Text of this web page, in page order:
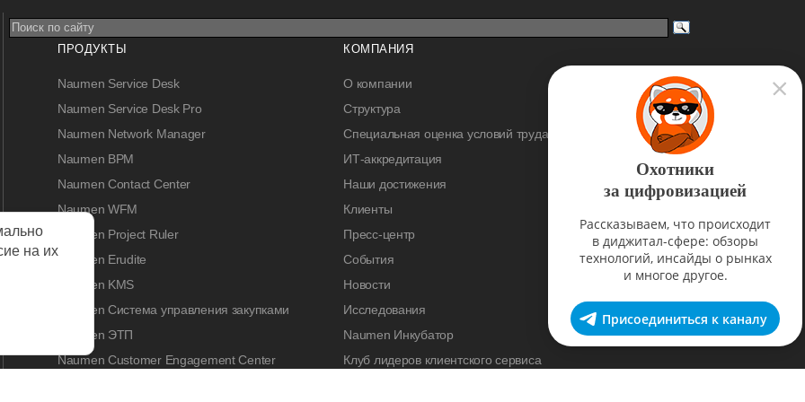
ПРОДУКТЫ
Naumen Service Desk
Naumen Service Desk Pro
Naumen Network Manager
Naumen BPM
Naumen Contact Center
Naumen WFM
Naumen Project Ruler
Naumen Erudite
Naumen KMS
Naumen Система управления закупками
Naumen ЭТП
Naumen Customer Engagement Center
КОМПАНИЯ
О компании
Структура
Специальная оценка условий труда
ИТ-аккредитация
Наши достижения
Клиенты
Пресс-центр
События
Новости
Исследования
Naumen Инкубатор
Клуб лидеров клиентского сервиса
на их
Охотники
за цифровизацией
Рассказываем, что происходит
в диджитал-сфере: обзоры
технологий, инсайды о рынках
и многое другое.
Присоединиться к каналу